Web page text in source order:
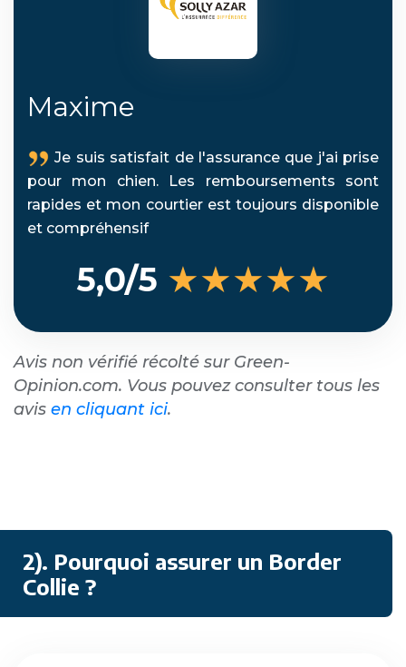
Maxime
Je suis satisfait de l'assurance que j'ai prise
pour mon chien. Les remboursements sont
rapides et mon courtier est toujours disponible
et compréhensif
5,0/5 ★★★★★
Avis non vérifié récolté sur Green-
Opinion.com. Vous pouvez consulter tous les
avis en cliquant ici.
2). Pourquoi assurer un Border
Collie ?